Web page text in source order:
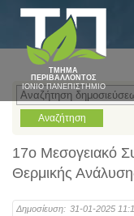
ΤΜΗΜΑ
ΠΕΡΙΒΑΛΛΟΝΤΟΣ
ΙΟΝΙΟ ΠΑΝΕΠΙΣΤΗΜΙΟ
17ο Μεσογειακό
Θερμικής
Δημοσίευση: 31-01-2025